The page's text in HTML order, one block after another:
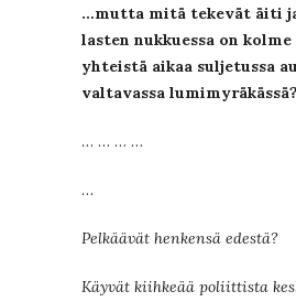
…mutta mitä tekevät äiti
lasten nukkuessa on
yhteistä aikaa suljetussa
valtavassa lumimyräkässä?
… … … …
…
Pelkäävät henkensä edestä?
Käyvät kiihkeää poliittista